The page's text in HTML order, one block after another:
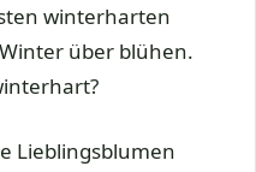
winterharten
über blühen.
Lieblingsblumen